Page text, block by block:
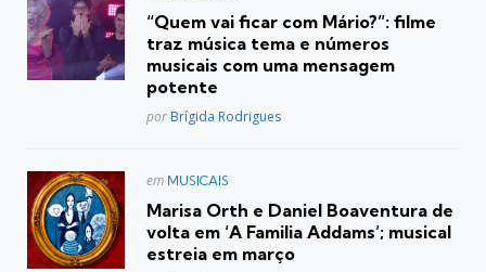
“Quem vai ficar com Mário?”: filme
traz música tema e números
musicais com uma mensagem
potente
Posted
por Brígida Rodrigues
Postado
em MUSICAIS
Marisa Orth e Daniel Boaventura de
volta em ‘A Familia Addams’; musical
estreia em março